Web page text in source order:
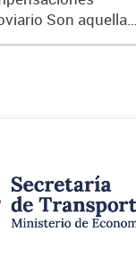
Son aquellas
por la